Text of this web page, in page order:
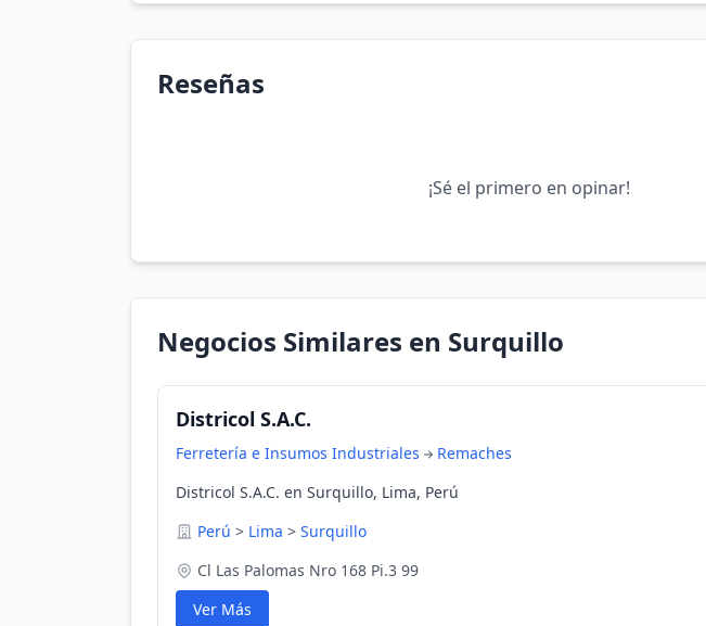
Reseñas
¡Sé el primero en opinar!
Negocios Similares en Surquillo
Districol S.A.C.
Ferretería e Insumos Industriales
Remaches
Districol S.A.C. en Surquillo, Lima, Perú
Perú > Lima > Surquillo
Cl Las Palomas Nro 168 Pi.3 99
Ver Más